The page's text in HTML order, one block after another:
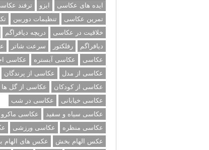
ایده های عکاسی
ایزو ترفند
تمرین عکاسی
تنظیمات دوربین
خلاقیت در عکاسی
دریچه دیافراگم
دیافراگم
رفلکتور سرعت شاتر
عکاسی
عکاسی آبستره
عکاسی
عکاسی از مدل
عکاسی از پرندگان
عکاسی از کودکان
عکاسی از گل ها
عکاسی خیابانی
عکاسی در شب
عکاسی سیاه و سفید
عکاسی ماکرو
عکاسی منظره
عکاسی ورزشی
عکس الهام بخش
عکس های الهام